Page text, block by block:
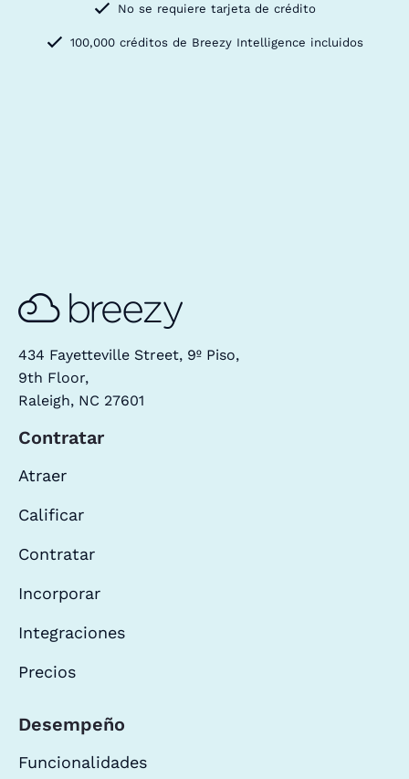
No se requiere tarjeta de crédito
100,000 créditos de Breezy Intelligence incluidos
434 Fayetteville Street, 9º Piso,
9th Floor,
Raleigh, NC 27601
Contratar
Atraer
Calificar
Contratar
Incorporar
Integraciones
Precios
Desempeño
Funcionalidades